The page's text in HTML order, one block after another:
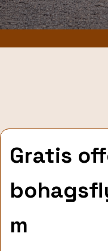
Gratis
m